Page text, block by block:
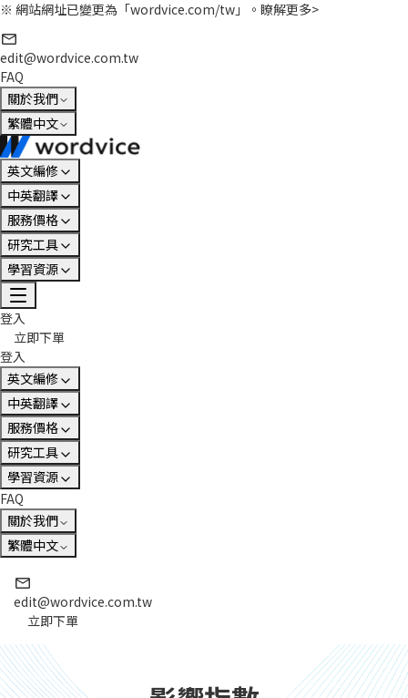
※ 網站網址已變更為「wordvice.com/tw」。 瞭解更多>
edit@wordvice.com.tw
FAQ
關於我們
繁體中文
英文編修
中英翻譯
服務價格
研究工具
學習資源
登入
立即下單
登入
英文編修
中英翻譯
服務價格
研究工具
學習資源
FAQ
關於我們
繁體中文
edit@wordvice.com.tw
立即下單